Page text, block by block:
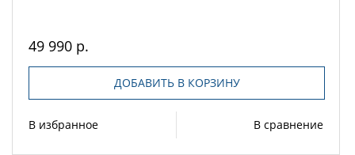
49 990 р.
ДОБАВИТЬ В КОРЗИНУ
В избранное В сравнение